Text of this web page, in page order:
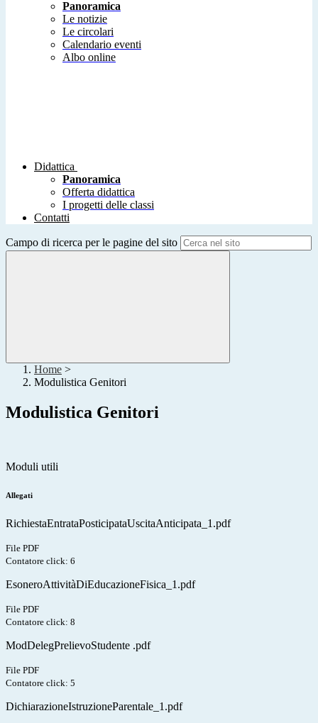
Panoramica
Le notizie
Le circolari
Calendario eventi
Albo online
Didattica
Panoramica
Offerta didattica
I progetti delle classi
Contatti
Campo di ricerca per le pagine del sito
Home >
Modulistica Genitori
Modulistica Genitori
Moduli utili
Allegati
RichiestaEntrataPosticipataUscitaAnticipata_1.pdf
File PDF
Contatore click: 6
EsoneroAttivitàDiEducazioneFisica_1.pdf
File PDF
Contatore click: 8
ModDelegPrelievoStudente .pdf
File PDF
Contatore click: 5
DichiarazioneIstruzioneParentale_1.pdf